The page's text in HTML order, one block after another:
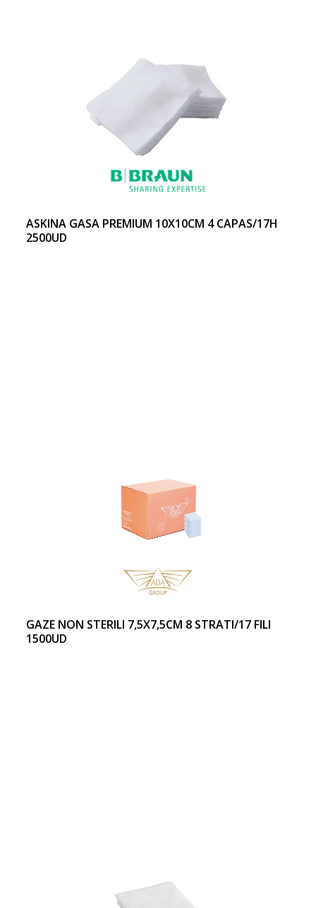
ASKINA GASA PREMIUM 10X10CM 4 CAPAS/17H
2500UD
GAZE NON STERILI 7,5X7,5CM 8 STRATI/17 FILI
1500UD